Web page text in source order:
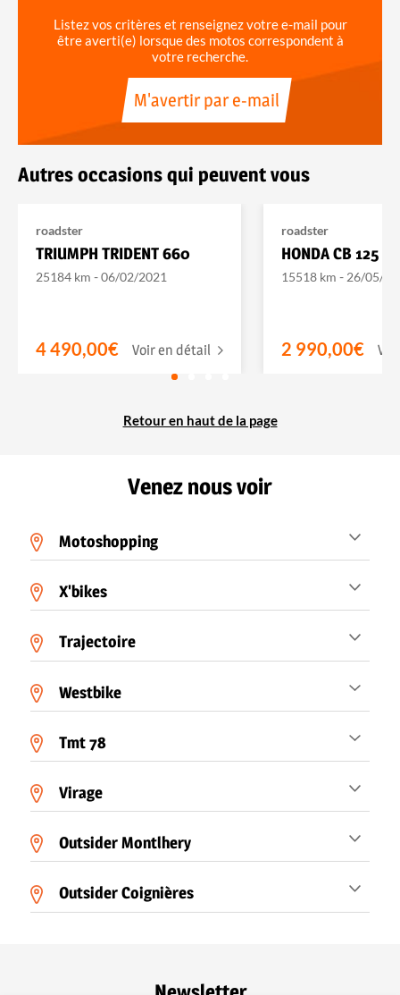
Listez vos critères et renseignez votre e-mail pour
être averti(e) lorsque des motos correspondent à
votre recherche.
M'avertir par e-mail
Autres occasions qui peuvent vous
roadster
TRIUMPH TRIDENT 660
25184 km -06/02/2021
4 490,00€ Voir en détail
roadster
HONDA CB 125 R
15518 km - 26/05/
2 990,00€
Retour en haut de la page
Venez nous voir
Motoshopping
X'bikes
Trajectoire
Westbike
Tmt 78
Virage
Outsider Montlhery
Outsider Coignières